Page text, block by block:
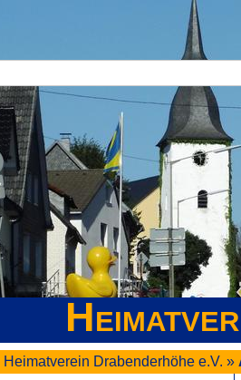
Heimatverein Drabenderhöhe e.V. »